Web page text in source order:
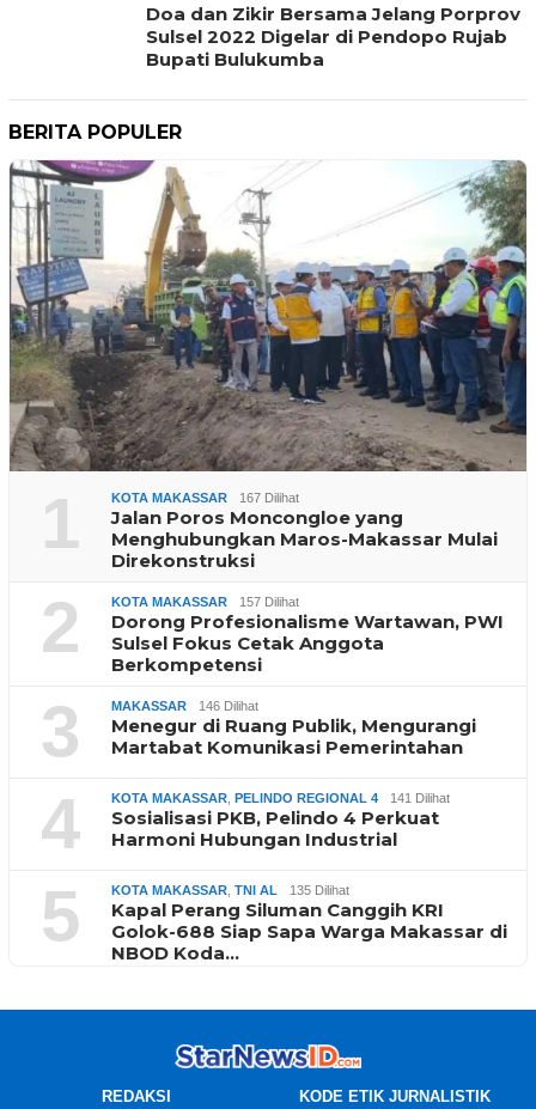
Doa dan Zikir Bersama Jelang Porprov
Sulsel 2022 Digelar di Pendopo Rujab
Bupati Bulukumba
BERITA POPULER
1 KOTA MAKASSAR 167 Dilihat
Jalan Poros Moncongloe yang
Menghubungkan Maros-Makassar Mulai
Direkonstruksi
2 KOTA MAKASSAR 157 Dilihat
Dorong Profesionalisme Wartawan, PWI
Sulsel Fokus Cetak Anggota
Berkompetensi
3 MAKASSAR 146 Dilihat
Menegur di Ruang Publik, Mengurangi
Martabat Komunikasi Pemerintahan
4 KOTA MAKASSAR PELINDO REGIONAL 4 141 Dilihat
Sosialisasi PKB, Pelindo 4 Perkuat
Harmoni Hubungan Industrial
5 KOTA MAKASSAR TNI AL 135 Dilihat
Kapal Perang Siluman Canggih KRI
Golok-688 Siap Sapa Warga Makassar di
NBOD Koda…
REDAKSI KODE ETIK JURNALISTIK